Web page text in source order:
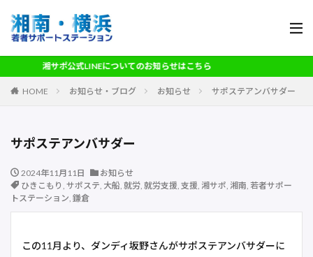
湘サポ公式LINEについてのお知らせはこちら
HOME お知らせ・ブログ お知らせ サポステアンバサダー
サポステアンバサダー
2024年11月11日
お知らせ
ひきこもり , サポステ, 大船, 就労, 就労支援, 支援, 湘サポ, 湘南, 若者サポー
トステーション, 鎌倉
この11月より、ダンディ坂野さんがサポステアンバサダーに